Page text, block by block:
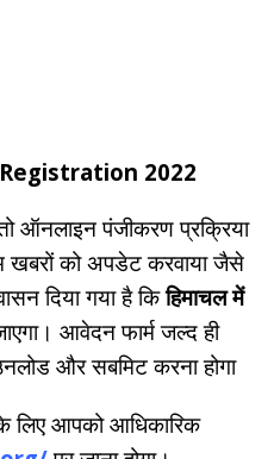
2022
ऑनलाइन पंजीकरण प्रक्रिया
खबरों को अपडेट करवाया जैसे
दिया गया है किहिमाचल में
आवेदन फार्म जल्द ही
और सबमिट करना होगा
आपको आधिकारिक